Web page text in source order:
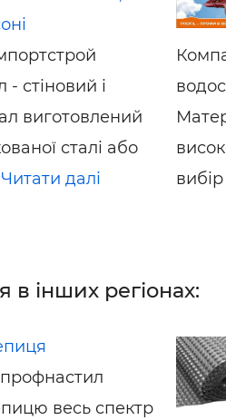
стіновий і
виготовлений
сталі або
Читати далі
вибір
в інших регіонах:
весь спектр